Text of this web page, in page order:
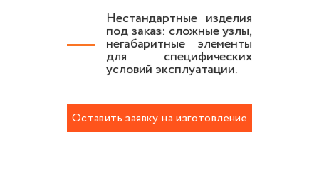
Нестандартные изделия
под заказ: сложные узлы,
негабаритные элементы
для специфических
условий эксплуатации.
Оставить заявку на изготовление